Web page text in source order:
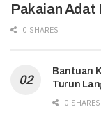
Pakaian Adat
0 SHARES
Bantuan
Turun
0 SHARES